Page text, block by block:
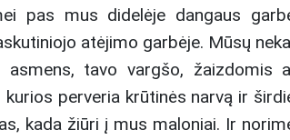
pas mus didelėje dangaus
atėjimo garbėje. Mūsų
tavo vargšo, žaizdomis
perveria krūtinės narvą ir
kada žiūri į mus maloniai. Ir